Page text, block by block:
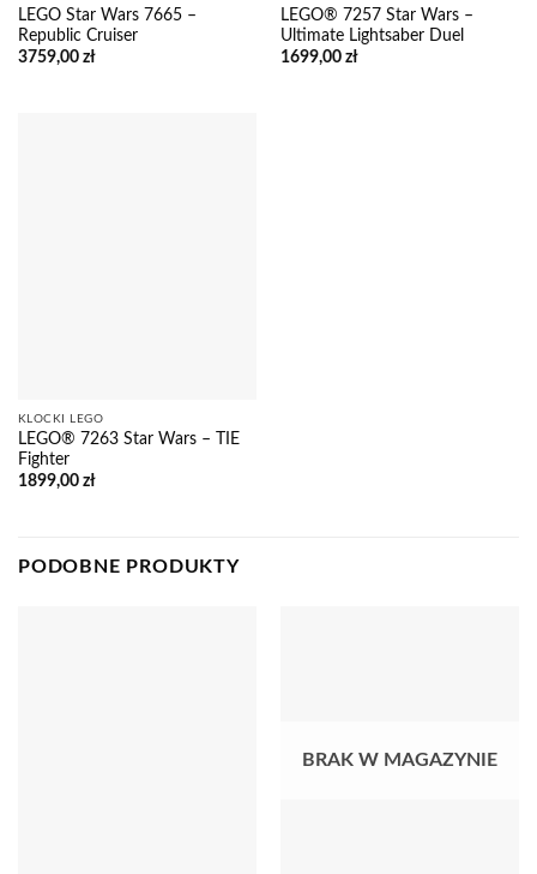
LEGO Star Wars 7665 –
Republic Cruiser
3759,00 zł
LEGO® 7257 Star Wars –
Ultimate Lightsaber Duel
1699,00 zł
KLOCKI LEGO
LEGO® 7263 Star Wars – TIE
Fighter
1899,00 zł
PODOBNE PRODUKTY
BRAK W MAGAZYNIE